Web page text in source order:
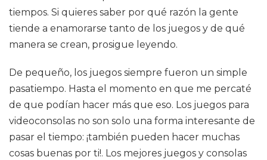
tiempos. Si quieres saber por qué razón la gente
tiende a enamorarse tanto de los juegos y de qué
manera se crean, prosigue leyendo.
De pequeño, los juegos siempre fueron un simple
pasatiempo. Hasta el momento en que me percaté
de que podían hacer más que eso. Los juegos para
videoconsolas no son solo una forma interesante de
pasar el tiempo: ¡también pueden hacer muchas
cosas buenas por ti!. Los mejores juegos y consolas